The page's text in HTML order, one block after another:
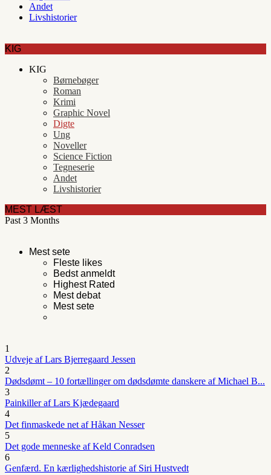
Andet
Livshistorier
KIG
KIG
Børnebøger
Roman
Krimi
Graphic Novel
Digte
Ung
Noveller
Science Fiction
Tegneserie
Andet
Livshistorier
MEST LÆST
Past 3 Months
Mest sete
Fleste likes
Bedst anmeldt
Highest Rated
Mest debat
Mest sete
1
Udveje af Lars Bjerregaard Jessen
2
Dødsdømt – 10 fortællinger om dødsdømte danskere af Michael B...
3
Painkiller af Lars Kjædegaard
4
Det finmaskede net af Håkan Nesser
5
Det gode menneske af Keld Conradsen
6
Genfærd. En kærlighedshistorie af Siri Hustvedt